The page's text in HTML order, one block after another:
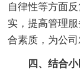
自律性等方面
实，提高管理
合素质，为公司
四、结合小